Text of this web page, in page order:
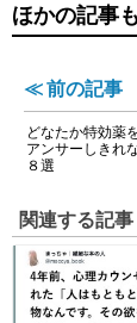
ほかの記事
≪ 前の記事
どなたか特効薬
アンサーしきれ
８選
関連する記事